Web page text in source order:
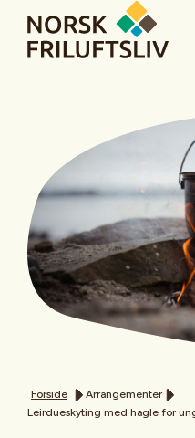
Forside
Arrangementer
Leirdueskyting med hagle for